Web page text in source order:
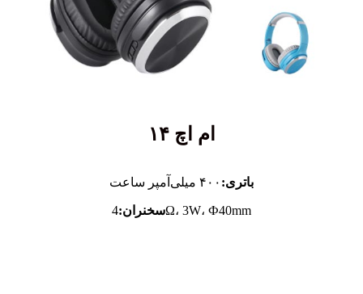
ام اچ ۱۴
باتری: ۴۰۰ میلی‌آمپر ساعت
سخنران:4Ω، 3W، Ф40mm